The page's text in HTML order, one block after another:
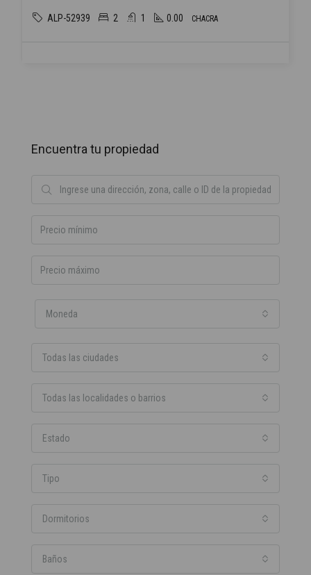
ALP-52939 2 1 0.00 CHACRA
Encuentra tu propiedad
Moneda
Todas las ciudades
Todas las localidades o barrios
Estado
Tipo
Dormitorios
Baños